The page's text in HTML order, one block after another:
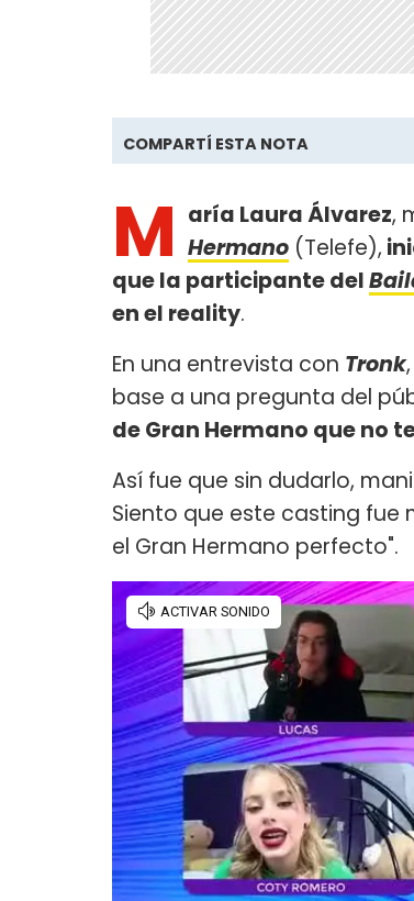
COMPARTÍ ESTA NOTA
M aría Laura Álvarez,
Hermano (Telefe),
que la participante del
en el reality.
En una entrevista con Tronk
base a una pregunta del
de Gran Hermano que no
Así fue que sin dudarlo,
Siento que este casting
el Gran Hermano perfecto".